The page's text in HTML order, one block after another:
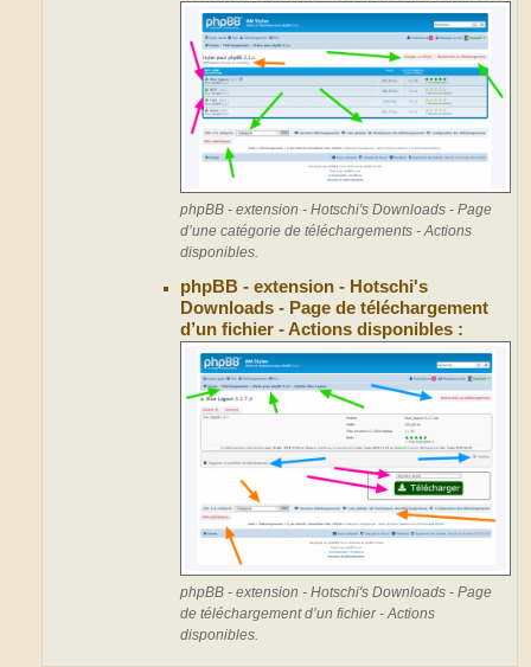
phpBB - extension - Hotschi's Downloads - Page
d’une catégorie de téléchargements - Actions
disponibles.
phpBB - extension - Hotschi's
Downloads - Page de téléchargement
d’un fichier - Actions disponibles :
phpBB - extension - Hotschi's Downloads - Page
de téléchargement d’un fichier - Actions
disponibles.